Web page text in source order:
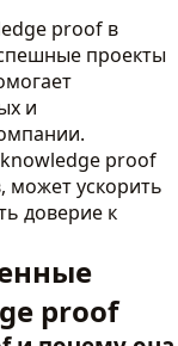
proof в
проекты
и
proof
может ускорить
доверие к
proof